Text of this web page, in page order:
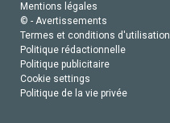
Mentions légales
© - Avertissements
Termes et conditions d'utilisation
Politique rédactionnelle
Politique publicitaire
Cookie settings
Politique de la vie privée